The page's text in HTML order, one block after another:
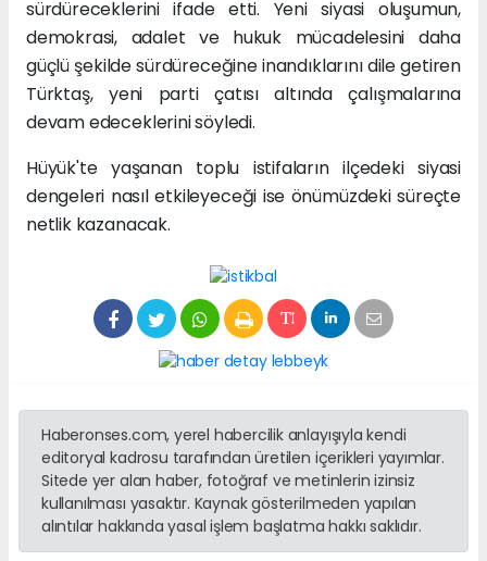
sürdüreceklerini ifade etti. Yeni siyasi oluşumun,
demokrasi, adalet ve hukuk mücadelesini daha
güçlü şekilde sürdüreceğine inandıklarını dile getiren
Türktaş, yeni parti çatısı altında çalışmalarına
devam edeceklerini söyledi.
Hüyük'te yaşanan toplu istifaların ilçedeki siyasi
dengeleri nasıl etkileyeceği ise önümüzdeki süreçte
netlik kazanacak.
Haberonses.com, yerel habercilik anlayışıyla kendi
editoryal kadrosu tarafından üretilen içerikleri yayımlar.
Sitede yer alan haber, fotoğraf ve metinlerin izinsiz
kullanılması yasaktır. Kaynak gösterilmeden yapılan
alıntılar hakkında yasal işlem başlatma hakkı saklıdır.